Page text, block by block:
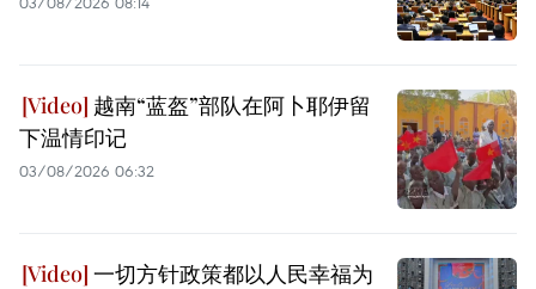
越南“蓝盔”部队在阿卜耶伊留
下温情印记
03/08/2026 06:32
一切方针政策都以人民幸福为